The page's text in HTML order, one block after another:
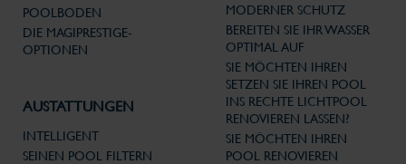
POOLBODEN
DIE MAGIPRESTIGE-
OPTIONEN
AUSTATTUNGEN
INTELLIGENT
SEINEN POOL FILTERN
MODERNER SCHUTZ
BEREITEN SIE IHR WASSER
OPTIMAL AUF
SIE MÖCHTEN IHREN
SETZEN SIE IHREN POOL
INS RECHTE LICHTPOOL
RENOVIEREN LASSEN?
SIE MÖCHTEN IHREN
POOL RENOVIEREN